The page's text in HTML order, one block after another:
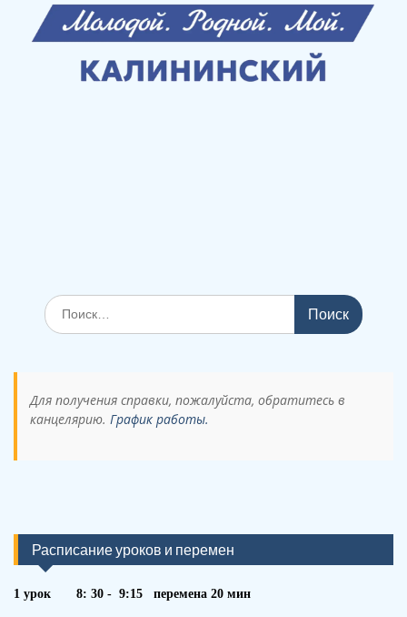
Поиск
по:
Для получения справки, пожалуйста, обратитесь в
канцелярию. График работы.
Расписание уроков и перемен
1 урок 8: 30 - 9:15 перемена 20 мин